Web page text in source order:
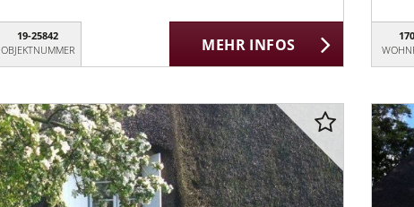
19-25842
OBJEKTNUMMER
MEHR INFOS